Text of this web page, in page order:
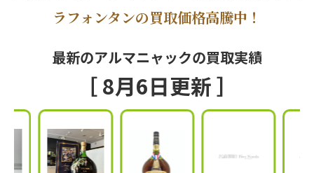
ラフォンタンの買取価格高騰中！
最新のアルマニャックの買取実績
［ 8月6日更新 ］